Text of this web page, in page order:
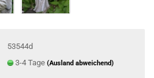
53544d
3-4 Tage (Ausland abweichend)